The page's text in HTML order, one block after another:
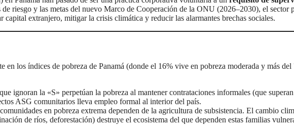
riesgo y las metas del nuevo Marco de Cooperación de la ONU (2026–2030), el sector
extranjero, mitigar la crisis climática y reducir las alarmantes brechas sociales.
los índices de pobreza de Panamá (donde el 16% vive en pobreza moderada y más del
ignoran la «S» perpetúan la pobreza al mantener contrataciones informales (que
ASG comunitarios lleva empleo formal al interior del país.
en pobreza extrema dependen de la agricultura de subsistencia. El cambio
de ríos, deforestación) destruye el ecosistema del que dependen estas familias